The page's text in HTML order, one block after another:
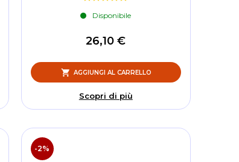
Disponibile
26,10 €
AGGIUNGI AL CARRELLO
Scopri di più
-2%